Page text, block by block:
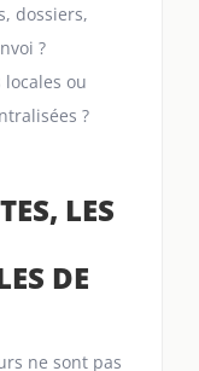
dossiers,
?
ou
?
LES
DE
ne sont pas